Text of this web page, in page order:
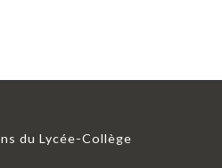
du Lycée-Collège